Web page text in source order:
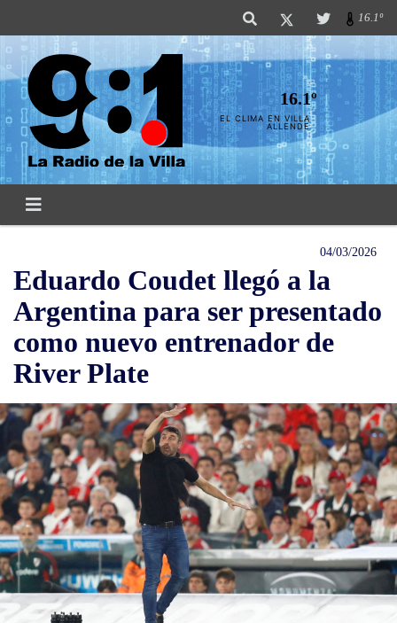
16.1º
16.1º
EL CLIMA EN VILLA
ALLENDE
04/03/2026
Eduardo Coudet llegó a la
Argentina para ser presentado
como nuevo entrenador de
River Plate